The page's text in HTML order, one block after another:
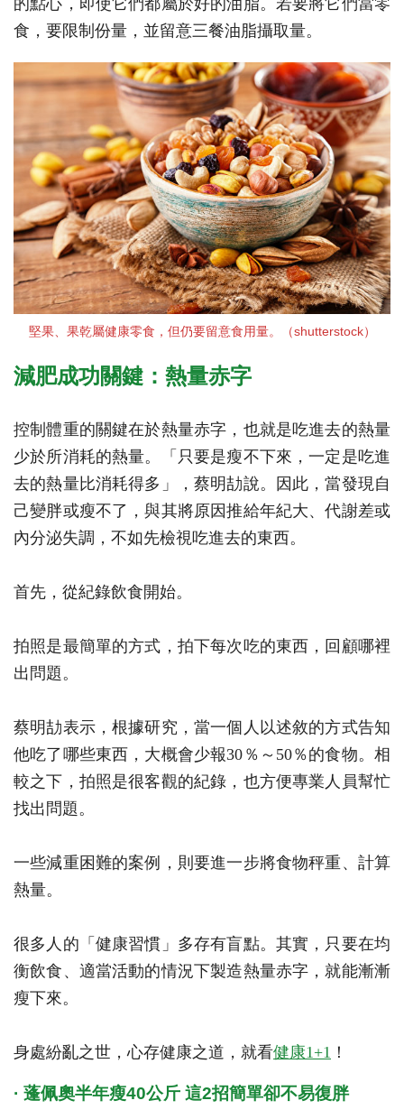
的點心，即使它們都屬於好的油脂。若要將它們當零
食，要限制份量，並留意三餐油脂攝取量。
堅果、果乾屬健康零食，但仍要留意食用量。（shutterstock）
減肥成功關鍵：熱量赤字
控制體重的關鍵在於熱量赤字，也就是吃進去的熱量
少於所消耗的熱量。「只要是瘦不下來，一定是吃進
去的熱量比消耗得多」，蔡明劼說。因此，當發現自
己變胖或瘦不了，與其將原因推給年紀大、代謝差或
內分泌失調，不如先檢視吃進去的東西。
首先，從紀錄飲食開始。
拍照是最簡單的方式，拍下每次吃的東西，回顧哪裡
出問題。
蔡明劼表示，根據研究，當一個人以述敘的方式告知
他吃了哪些東西，大概會少報30％～50％的食物。相
較之下，拍照是很客觀的紀錄，也方便專業人員幫忙
找出問題。
一些減重困難的案例，則要進一步將食物秤重、計算
熱量。
很多人的「健康習慣」多存有盲點。其實，只要在均
衡飲食、適當活動的情況下製造熱量赤字，就能漸漸
瘦下來。
身處紛亂之世，心存健康之道，就看健康1+1 ！
· 蓬佩奧半年瘦40公斤 這2招簡單卻不易復胖